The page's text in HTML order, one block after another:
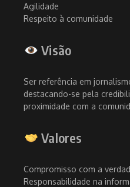
Agilidade
Respeito à comunidade
Visão
Ser referência em
destacando-se pela
proximidade com a
Valores
Compromisso com a
Responsabilidade na